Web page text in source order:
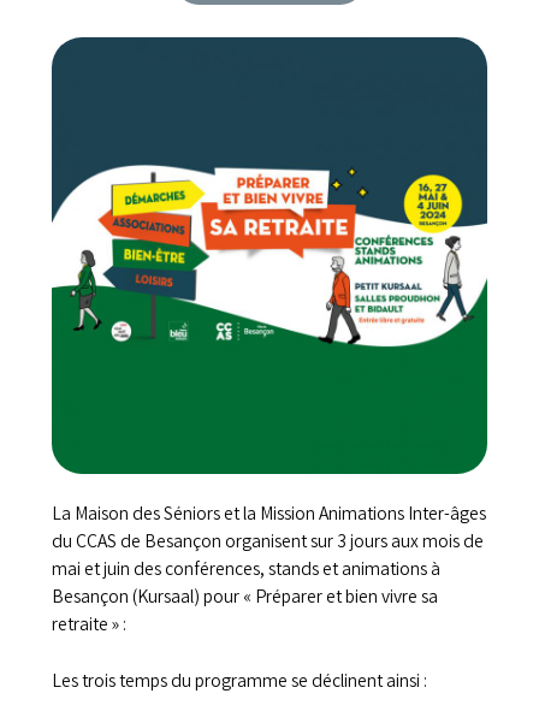
La Maison des Séniors et la Mission Animations Inter-âges
du CCAS de Besançon organisent sur 3 jours aux mois de
mai et juin des conférences, stands et animations à
Besançon (Kursaal) pour « Préparer et bien vivre sa
retraite » :
Les trois temps du programme se déclinent ainsi :